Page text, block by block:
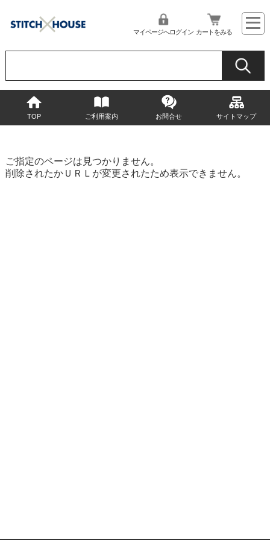
マイページへログイン カートをみる
TOP ご利用案内 お問合せ サイトマップ
ご指定のページは見つかりません。
削除されたかＵＲＬが変更されたため表示できません。